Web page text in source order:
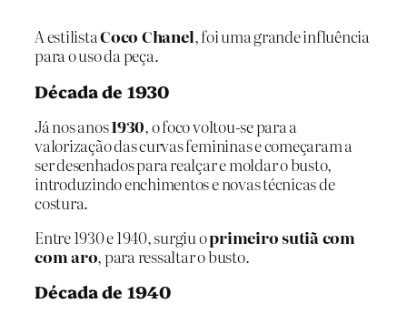
A estilistaCoco Chanel, foi uma grande influência
para o uso da peça.
Década de 1930
Já nos anos1930, o foco voltou-se para a
valorização das curvas femininas e começaram a
ser desenhados para realçar e moldar o busto,
introduzindo enchimentos e novas técnicas de
costura.
Entre 1930 e 1940, surgiu oprimeiro sutiã com
com aro, para ressaltar o busto.
Década de 1940